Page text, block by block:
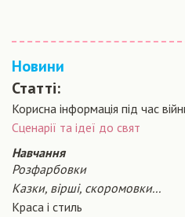
Новини
Статті:
Корисна інформація під час
Сценарiї та iдеї до свят
Навчання
Розфарбовки
Казки, вірші, скоромовки...
Краса і стиль